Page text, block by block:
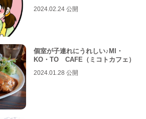
2024.02.24 公開
個室が子連れにうれしい♪MI・
KO・TO CAFE（ミコトカフェ）
2024.01.28 公開